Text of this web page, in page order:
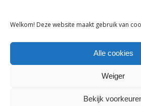
Welkom! Deze website maakt gebruik van
Alle cookies
Weiger
Bekijk
vergelijken met anderen en
Nederlandse webwinkels
verkopen aan Nederlandse